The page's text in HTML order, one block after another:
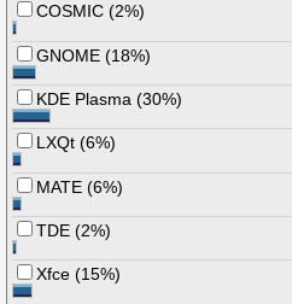
COSMIC (2%)
GNOME (18%)
KDE Plasma (30%)
LXQt (6%)
MATE (6%)
TDE (2%)
Xfce (15%)